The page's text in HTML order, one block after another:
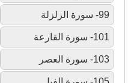
99- سورة الزلزلة
101- سورة القارعة
103- سورة العصر